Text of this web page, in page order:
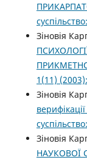
Зіновія
1(11)
Зіновія
Зіновія
НАУКОВОЇ